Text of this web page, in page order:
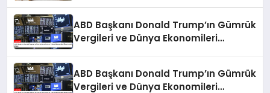
ABD Başkanı Donald Trump’ın Gümrük
Vergileri ve Dünya Ekonomileri
ABD Başkanı Donald Trump’ın Gümrük
Vergileri ve Dünya Ekonomileri